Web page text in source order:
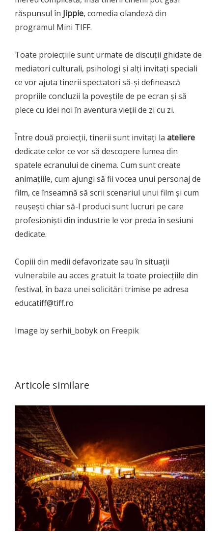
răspunsul în Jippie, comedia olandeză din
programul Mini TIFF.
Toate proiecțiile sunt urmate de discuții ghidate de
mediatori culturali, psihologi și alți invitați speciali
ce vor ajuta tinerii spectatori să-și definească
propriile concluzii la poveștile de pe ecran și să
plece cu idei noi în aventura vieții de zi cu zi.
Între două proiecții, tinerii sunt invitați la ateliere
dedicate celor ce vor să descopere lumea din
spatele ecranului de cinema. Cum sunt create
animațiile, cum ajungi să fii vocea unui personaj de
film, ce înseamnă să scrii scenariul unui film și cum
reușești chiar să-l produci sunt lucruri pe care
profesioniști din industrie le vor preda în sesiuni
dedicate.
Copiii din medii defavorizate sau în situații
vulnerabile au acces gratuit la toate proiecțiile din
festival, în baza unei solicitări trimise pe adresa
educatiff@tiff.ro
Image by serhii_bobyk on Freepik
Articole similare